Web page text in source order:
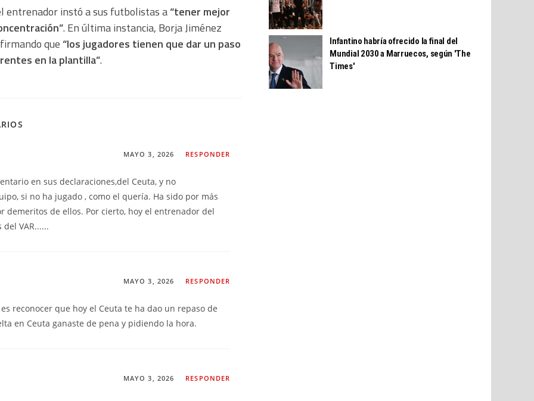
entrenador instó a sus futbolistas a“tener mejor
. En última instancia, Borja Jiménez
que “los jugadores tienen que dar un paso
en la plantilla”.
MAYO 3, 2026 RESPONDER
en sus declaraciones,del Ceuta, y no
si no ha jugado , como el quería. Ha sido por más
demeritos de ellos. Por cierto, hoy el entrenador del
VAR......
MAYO 3, 2026 RESPONDER
reconocer que hoy el Ceuta te ha dao un repaso de
en Ceuta ganaste de pena y pidiendo la hora.
MAYO 3, 2026 RESPONDER
Infantino habría ofrecido la final del
Mundial 2030 a Marruecos, según 'The
Times'